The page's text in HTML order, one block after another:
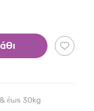
έως 30kg